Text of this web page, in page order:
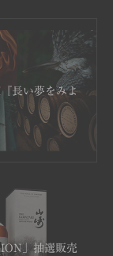
長い夢をみよ
」抽選販売